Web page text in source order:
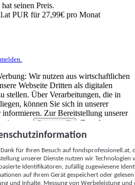
seinen Preis.
PUR für 27,99€ pro Monat
Wir nutzen aus wirtschaftlichen
Webseite Dritten als digitalen
stellen. Über Verarbeitungen, die in
können Sie sich in unserer
informieren. Zur Bereitstellung unserer
von
Partnern (5)
. Zwecke:
Messung von Werbeleistung
sowie Zielgruppenforschung.
Online-Kennungen (z. B. login-
generierte Kennungen,
können zusammen mit anderen
und Browserinformationen,
für Ihren Besuch auf
unserer Dienste nutzen wir Technologien
Identifikatoren, zufällig zugewiesene
auf Ihrem Gerät gespeichert oder
und Inhalte, Messung von Werbeleistung